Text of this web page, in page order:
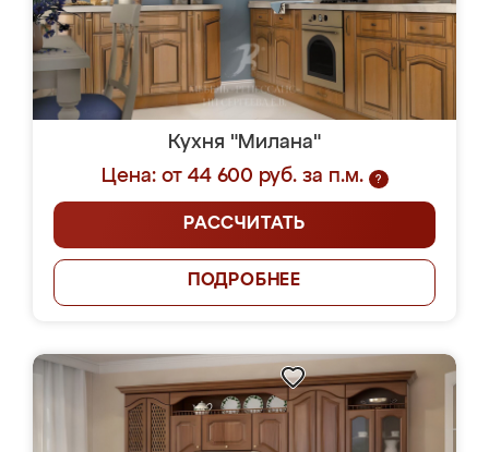
Кухня "Милана"
Цена: от 44 600 руб. за п.м.
?
РАССЧИТАТЬ
ПОДРОБНЕЕ